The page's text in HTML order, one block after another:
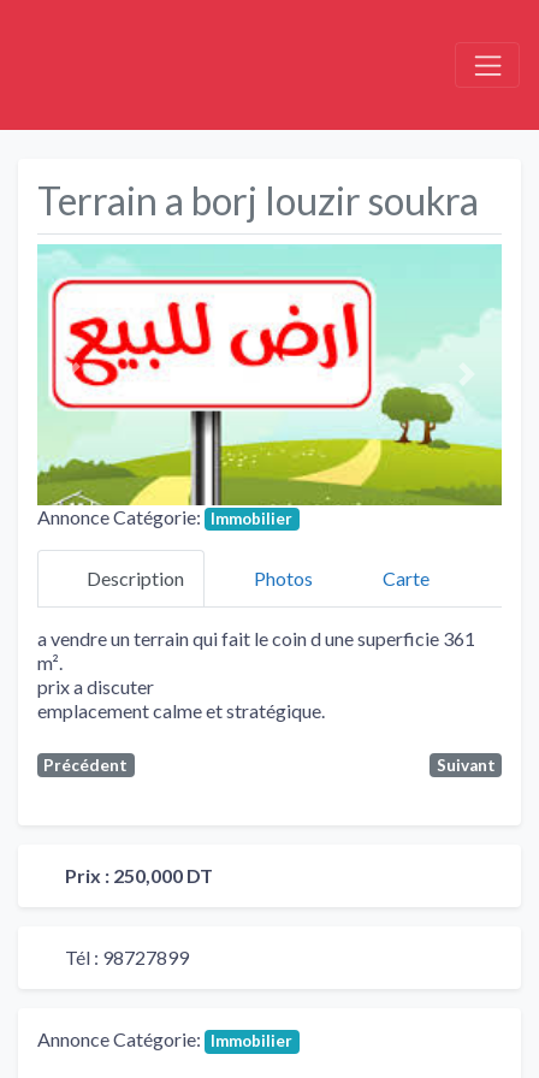
Terrain a borj louzir soukra
Précédent Suivant
Annonce Catégorie: Immobilier
Description Photos Carte
a vendre un terrain qui fait le coin d une superficie 361
m².
prix a discuter
emplacement calme et stratégique.
Précédent Suivant
Prix : 250,000 DT
Tél : 98727899
Annonce Catégorie: Immobilier